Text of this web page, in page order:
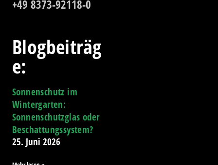
+49 8373-92118-0
Blogbeiträg
e:
Sonnenschutz im
Wintergarten:
Sonnenschutzglas oder
Beschattungssystem?
25. Juni 2026